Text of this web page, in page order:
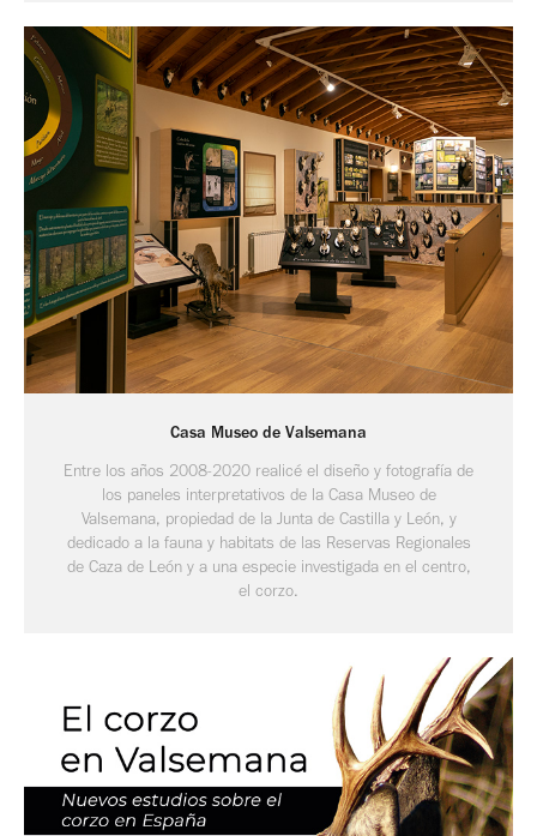
Casa Museo de Valsemana
Entre los años 2008-2020 realicé el diseño y fotografía de
los paneles interpretativos de la Casa Museo de
Valsemana, propiedad de la Junta de Castilla y León, y
dedicado a la fauna y habitats de las Reservas Regionales
de Caza de León y a una especie investigada en el centro,
el corzo.